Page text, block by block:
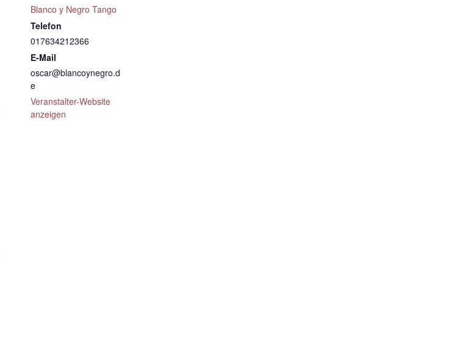
Blanco y Negro Tango
Telefon
017634212366
E-Mail
oscar@blancoynegro.d
e
Veranstalter-Website
anzeigen